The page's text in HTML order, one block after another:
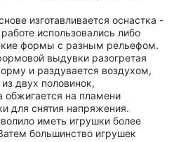
изготавливается оснастка -
использовались либо
формы с разным рельефом.
выдувки разогретая
и раздувается воздухом,
двух половинок,
обжигается на пламени
для снятия напряжения.
иметь игрушки более
большинство игрушек